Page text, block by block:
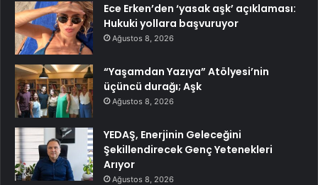
Ece Erken’den ‘yasak aşk’ açıklaması:
Hukuki yollara başvuruyor
Ağustos 8, 2026
“Yaşamdan Yazıya” Atölyesi’nin
üçüncü durağı; Aşk
Ağustos 8, 2026
YEDAŞ, Enerjinin Geleceğini
Şekillendirecek Genç Yetenekleri
Arıyor
Ağustos 8, 2026